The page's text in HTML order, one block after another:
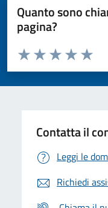
Quanto sono
pagina?
Valuta da 1 a 5 stelle la
Valuta 4
Valuta 3
Valuta 2 stelle su
Valuta 1 stelle su 5
Contatta il
Leggi le
Richiedi